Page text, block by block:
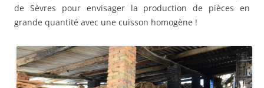
de Sèvres pour envisager la production de pièces en
grande quantité avec une cuisson homogène !